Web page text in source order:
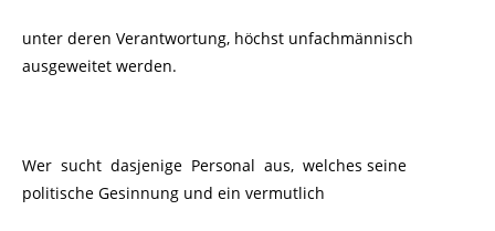
unter deren Verantwortung, höchst unfachmännisch
ausgeweitet werden.
Wer sucht dasjenige Personal aus, welches seine
politische Gesinnung und ein vermutlich